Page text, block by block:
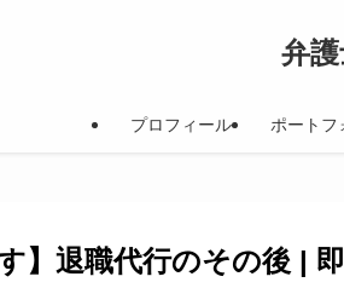
弁
プロフィール ポートフ
】退職代行のその後 |